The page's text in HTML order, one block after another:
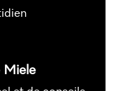
Miele